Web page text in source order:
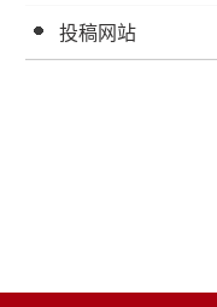
投稿网站